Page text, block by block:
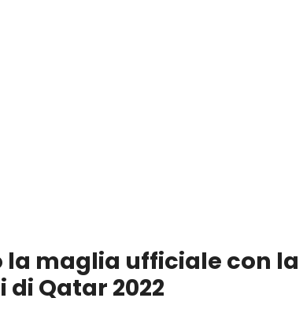
la maglia ufficiale con la
Qatar 2022